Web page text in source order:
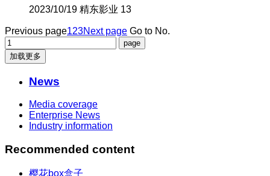
2023/10/19 精东影业 13
Previous page123Next page Go to No.
加载更多
News
Media coverage
Enterprise News
Industry information
Recommended content
樱花box盒子